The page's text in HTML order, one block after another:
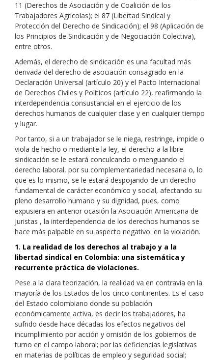
11 (Derechos de Asociación y de Coalición de los
Trabajadores Agrícolas); el 87 (Libertad Sindical y
Protección del Derecho de Sindicación); el 98 (Aplicación de
los Principios de Sindicación y de Negociación Colectiva),
entre otros.
Además, el derecho de sindicación es una facultad más
derivada del derecho de asociación consagrado en la
Declaración Universal (artículo 20) y el Pacto Internacional
de Derechos Civiles y Políticos (artículo 22), reafirmando la
interdependencia consustancial en el ejercicio de los
derechos humanos de cualquier clase y en cualquier tiempo
y lugar.
Por tanto, si a un trabajador se le niega, restringe, impide o
viola de hecho o mediante la ley, el derecho a la libre
sindicación se le estará conculcando o menguando el
derecho laboral, por su complementariedad necesaria o, lo
que es lo mismo, se le estará despojando de un derecho
fundamental de carácter económico y social, afectando su
pleno desarrollo humano y su dignidad, pues, como
expusiera en anterior ocasión la Asociación Americana de
Juristas , la interdependencia de los derechos humanos se
hace más palpable en su aspecto negativo: en la violación.
1. La realidad de los derechos al trabajo y a la
libertad sindical en Colombia: una sistemática y
recurrente práctica de violaciones.
Pese a la clara teorización, la realidad va en contravía en la
mayoría de los Estados de los cinco continentes. Es el caso
del Estado colombiano donde su población
económicamente activa, es decir los trabajadores, ha
sufrido desde hace décadas los efectos negativos del
incumplimiento por acción y omisión de los gobiernos de
turno en el campo laboral; por las deficiencias legislativas
en materias de políticas de empleo y seguridad social;